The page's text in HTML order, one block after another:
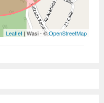
Leaflet | Wasi - ©OpenStreetMap